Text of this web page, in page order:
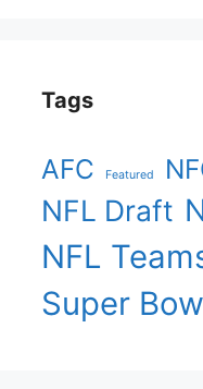
Tags
AFC Featured
NFL Draft
NFL
Super